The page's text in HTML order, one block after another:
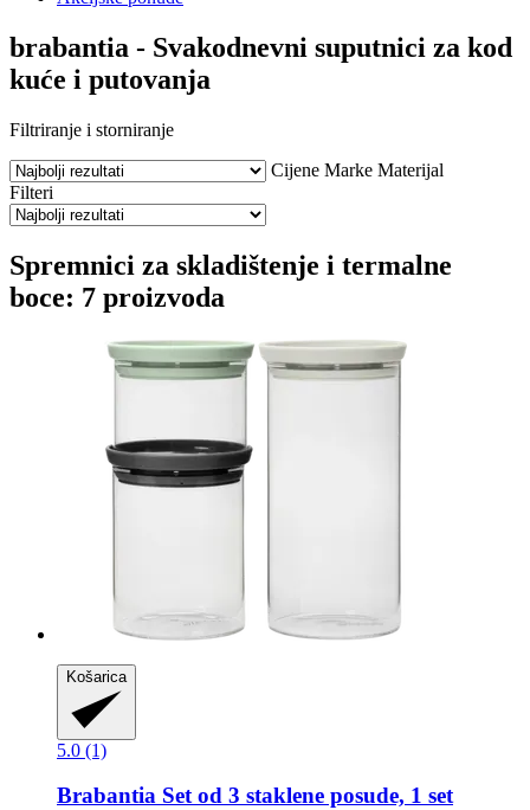
brabantia - Svakodnevni suputnici za kod
kuće i putovanja
Filtriranje i storniranje
Cijene Marke Materijal
Filteri
Spremnici za skladištenje i termalne
boce: 7 proizvoda
Košarica
5.0 (1)
Brabantia Set od 3 staklene posude, 1 set